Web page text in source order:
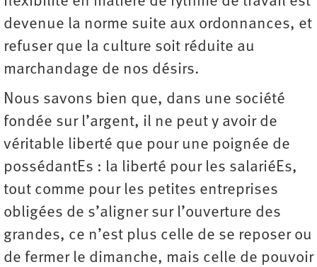
devenue la norme suite aux ordonnances, et
refuser que la culture soit réduite au
marchandage de nos désirs.
Nous savons bien que, dans une société
fondée sur l’argent, il ne peut y avoir de
véritable liberté que pour une poignée de
possédantEs : la liberté pour les salariéEs,
tout comme pour les petites entreprises
obligées de s’aligner sur l’ouverture des
grandes, ce n’est plus celle de se reposer ou
de fermer le dimanche, mais celle de pouvoir